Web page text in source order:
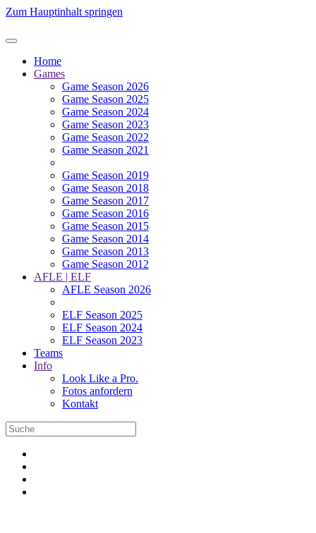
Zum Hauptinhalt springen
Home
Games
Game Season 2026
Game Season 2025
Game Season 2024
Game Season 2023
Game Season 2022
Game Season 2021
Game Season 2019
Game Season 2018
Game Season 2017
Game Season 2016
Game Season 2015
Game Season 2014
Game Season 2013
Game Season 2012
AFLE | ELF
AFLE Season 2026
ELF Season 2025
ELF Season 2024
ELF Season 2023
Teams
Info
Look Like a Pro.
Fotos anfordern
Kontakt